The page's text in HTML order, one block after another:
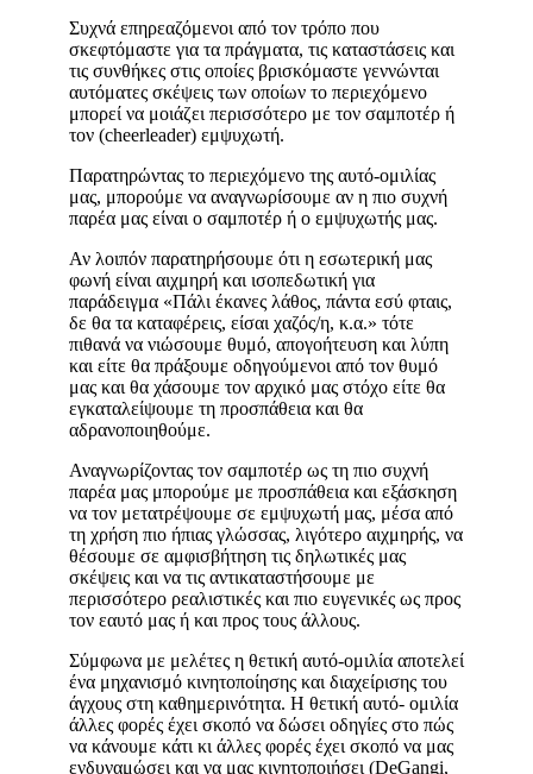
Συχνά επηρεαζόμενοι από τον τρόπο που
σκεφτόμαστε για τα πράγματα, τις καταστάσεις και
τις συνθήκες στις οποίες βρισκόμαστε γεννώνται
αυτόματες σκέψεις των οποίων το περιεχόμενο
μπορεί να μοιάζει περισσότερο με τον σαμποτέρ ή
τον (cheerleader) εμψυχωτή.
Παρατηρώντας το περιεχόμενο της αυτό-ομιλίας
μας, μπορούμε να αναγνωρίσουμε αν η πιο συχνή
παρέα μας είναι ο σαμποτέρ ή ο εμψυχωτής μας.
Αν λοιπόν παρατηρήσουμε ότι η εσωτερική μας
φωνή είναι αιχμηρή και ισοπεδωτική για
παράδειγμα «Πάλι έκανες λάθος, πάντα εσύ φταις,
δε θα τα καταφέρεις, είσαι χαζός/η, κ.α.» τότε
πιθανά να νιώσουμε θυμό, απογοήτευση και λύπη
και είτε θα πράξουμε οδηγούμενοι από τον θυμό
μας και θα χάσουμε τον αρχικό μας στόχο είτε θα
εγκαταλείψουμε τη προσπάθεια και θα
αδρανοποιηθούμε.
Αναγνωρίζοντας τον σαμποτέρ ως τη πιο συχνή
παρέα μας μπορούμε με προσπάθεια και εξάσκηση
να τον μετατρέψουμε σε εμψυχωτή μας, μέσα από
τη χρήση πιο ήπιας γλώσσας, λιγότερο αιχμηρής, να
θέσουμε σε αμφισβήτηση τις δηλωτικές μας
σκέψεις και να τις αντικαταστήσουμε με
περισσότερο ρεαλιστικές και πιο ευγενικές ως προς
τον εαυτό μας ή και προς τους άλλους.
Σύμφωνα με μελέτες η θετική αυτό-ομιλία αποτελεί
ένα μηχανισμό κινητοποίησης και διαχείρισης του
άγχους στη καθημερινότητα. Η θετική αυτό- ομιλία
άλλες φορές έχει σκοπό να δώσει οδηγίες στο πώς
να κάνουμε κάτι κι άλλες φορές έχει σκοπό να μας
ενδυναμώσει και να μας κινητοποιήσει (DeGangi,